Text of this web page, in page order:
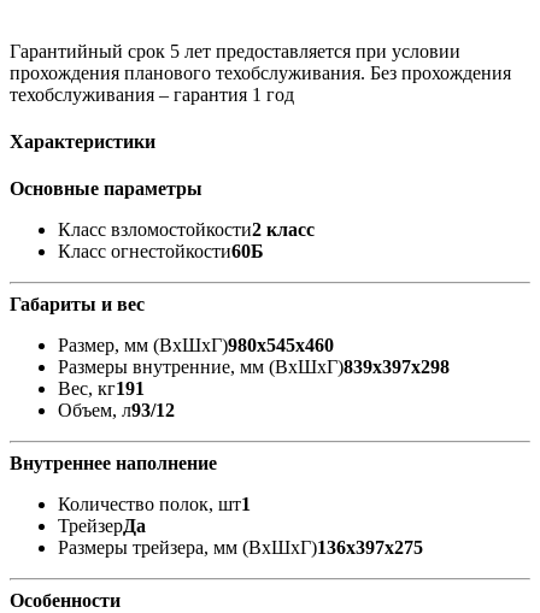
Гарантийный срок 5 лет предоставляется при условии
прохождения планового техобслуживания. Без прохождения
техобслуживания – гарантия 1 год
Характеристики
Основные параметры
Класс взломостойкости2 класс
Класс огнестойкости60Б
Габариты и вес
Размер, мм (ВхШхГ)980x545x460
Размеры внутренние, мм (ВхШхГ)839x397x298
Вес, кг191
Объем, л93/12
Внутреннее наполнение
Количество полок, шт1
ТрейзерДа
Размеры трейзера, мм (ВхШхГ)136х397х275
Особенности